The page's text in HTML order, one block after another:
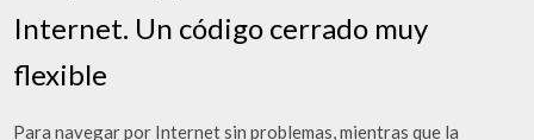
Internet. Un código cerrado muy
flexible
Para navegar por Internet sin problemas, mientras que la